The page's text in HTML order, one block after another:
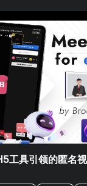
工具引领的匿名